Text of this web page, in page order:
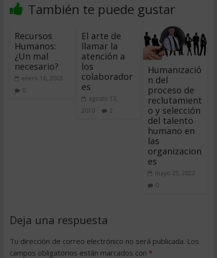
También te puede gustar
Recursos
Humanos:
¿Un mal
necesario?
enero 16, 2003
0
El arte de
llamar la
atención a
los
colaborador
es
agosto 13,
2010
2
Humanizació
n del
proceso de
reclutamient
o y selección
del talento
humano en
las
organizacion
es
mayo 25, 2022
0
Deja una respuesta
Tu dirección de correo electrónico no será publicada. Los
campos obligatorios están marcados con *